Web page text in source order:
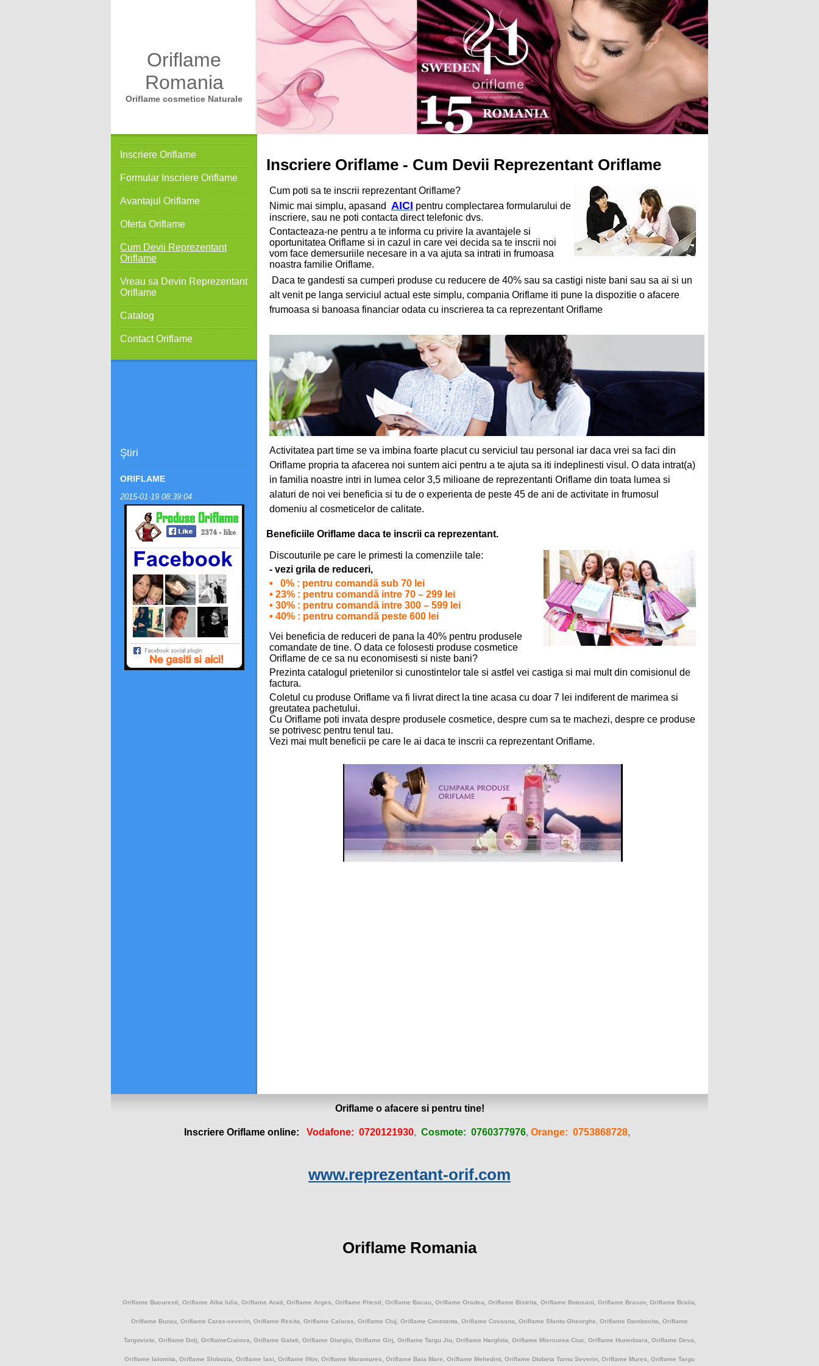
Oriflame
Romania
Oriflame cosmetice Naturale
Inscriere Oriflame
Formular Inscriere Oriflame
Avantajul Oriflame
Oferta Oriflame
Cum Devii Reprezentant
Oriflame
Vreau sa Devin Reprezentant
Oriflame
Catalog
Contact Oriflame
Ştiri
ORIFLAME
2015-01-19 08:39:04
Inscriere Oriflame - Cum Devii Reprezentant Oriflame
Cum poti sa te inscrii reprezentant Oriflame?
Nimic mai simplu, apasand AICI pentru complectarea formularului de
inscriere, sau ne poti contacta direct telefonic dvs.
Contacteaza-ne pentru a te informa cu privire la avantajele si
oportunitatea Oriflame si in cazul in care vei decida sa te inscrii noi
vom face demersuriile necesare in a va ajuta sa intrati in frumoasa
noastra familie Oriflame.
Daca te gandesti sa cumperi produse cu reducere de 40% sau sa castigi niste bani sau sa ai si un
alt venit pe langa serviciul actual este simplu, compania Oriflame iti pune la dispozitie o afacere
frumoasa si banoasa financiar odata cu inscrierea ta ca reprezentant Oriflame
Activitatea part time se va imbina foarte placut cu serviciul tau personal iar daca vrei sa faci din
Oriflame propria ta afacerea noi suntem aici pentru a te ajuta sa iti indeplinesti visul. O data intrat(a)
in familia noastre intri in lumea celor 3,5 milioane de reprezentanti Oriflame din toata lumea si
alaturi de noi vei beneficia si tu de o experienta de peste 45 de ani de activitate in frumosul
domeniu al cosmeticelor de calitate.
Beneficiile Oriflame daca te inscrii ca reprezentant.
Discouturile pe care le primesti la comenziile tale:
- vezi grila de reduceri,
• 0% : pentru comandă sub 70 lei
• 23% : pentru comandă intre 70 – 299 lei
• 30% : pentru comandă intre 300 – 599 lei
• 40% : pentru comandă peste 600 lei
Vei beneficia de reduceri de pana la 40% pentru produsele
comandate de tine. O data ce folosesti produse cosmetice
Oriflame de ce sa nu economisesti si niste bani?
Prezinta catalogul prietenilor si cunostintelor tale si astfel vei castiga si mai mult din comisionul de
factura.
Coletul cu produse Oriflame va fi livrat direct la tine acasa cu doar 7 lei indiferent de marimea si
greutatea pachetului.
Cu Oriflame poti invata despre produsele cosmetice, despre cum sa te machezi, despre ce produse
se potrivesc pentru tenul tau.
Vezi mai mult beneficii pe care le ai daca te inscrii ca reprezentant Oriflame.
Oriflame o afacere si pentru tine!
Inscriere Oriflame online: Vodafone: 0720121930, Cosmote: 0760377976, Orange: 0753868728,
www.reprezentant-orif.com
Oriflame Romania
Oriflame Bucuresti, Oriflame Alba Iulia, Oriflame Arad, Oriflame Arges, Oriflame Pitesti, Oriflame Bacau, Oriflame Oradea, Oriflame Bistrita, Oriflame Botosani, Oriflame Brasov, Oriflame Braila,
Oriflame Buzau, Oriflame Caras-severin, Oriflame Resita, Oriflame Calaras, Oriflame Cluj, Oriflame Constanta, Oriflame Covasna, Oriflame Sfantu Gheorghe, Oriflame Dambovita, Oriflame
Targoviste, Oriflame Dolj, OriflameCraiova, Oriflame Galati, Oriflame Giurgiu, Oriflame Girj, Oriflame Targu Jiu, Oriflame Harghita, Oriflame Miercurea Ciuc, Oriflame Hunedoara, Oriflame Deva,
Oriflame Ialomita, Oriflame Slobozia, Oriflame Iasi, Oriflame Ilfov, Oriflame Maramures, Oriflame Baia Mare, Oriflame Mehedint, Oriflame Dtobeta Turnu Severin, Oriflame Mures, Oriflame Targu